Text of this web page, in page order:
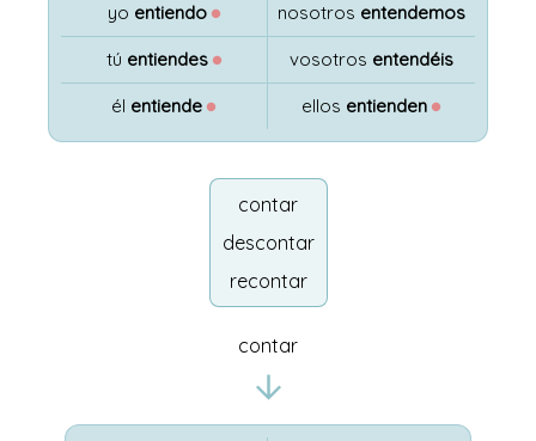
yo entiendo ●
tú entiendes ●
él entiende ●
nosotros entendemos
vosotros entendéis
ellos entienden ●
contar
descontar
recontar
contar